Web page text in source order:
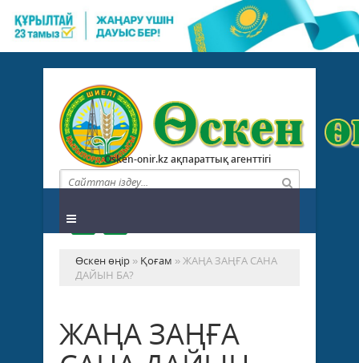
Osken-onir.kz ақпараттық агенттігі
Өскен өңір » Қоғам » ЖАҢА ЗАҢҒА САНА
ДАЙЫН БА?
ЖАҢА ЗАҢҒА